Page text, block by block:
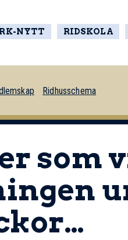
NYTT RIDSKOLA
Ridhusschema
som